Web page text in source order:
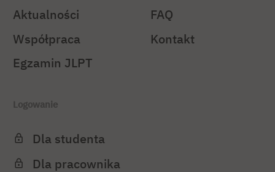
Aktualności
Współpraca
Egzamin JLPT
FAQ
Kontakt
Logowanie
Dla studenta
Dla pracownika